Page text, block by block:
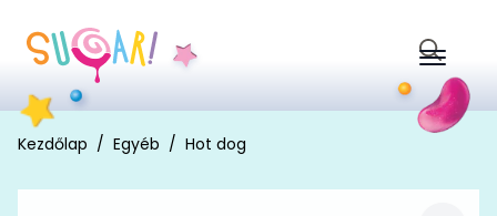
Search
for:
Kezdőlap Egyéb Hot dog